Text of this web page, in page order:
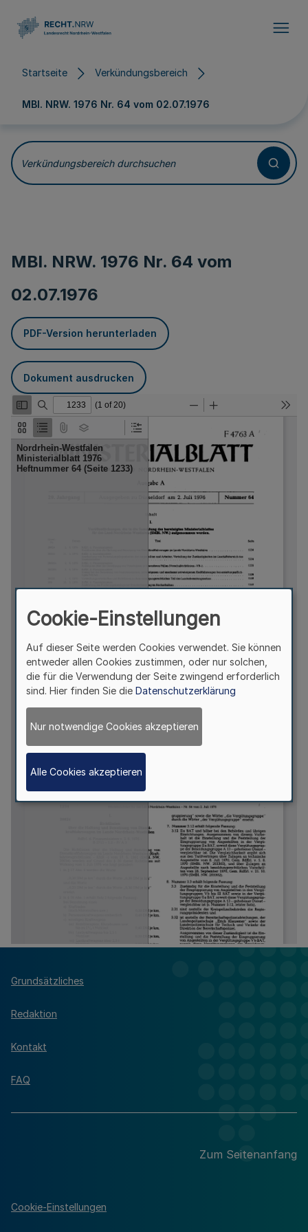
Startseite Verkündungsbereich
MBl. NRW. 1976 Nr. 64 vom 02.07.1976
Verkündungsbereich durchsuchen
MBl. NRW. 1976 Nr. 64 vom
02.07.1976
PDF-Version herunterladen
Dokument ausdrucken
Grundsätzliches
Redaktion
Kontakt
FAQ
Zum Seitenanfang
Cookie-Einstellungen
Cookie-Einstellungen
Auf dieser Seite werden Cookies verwendet. Sie können
entweder allen Cookies zustimmen, oder nur solchen,
die für die Verwendung der Seite zwingend erforderlich
sind. Hier finden Sie die Datenschutzerklärung
Nur notwendige Cookies akzeptieren
Alle Cookies akzeptieren